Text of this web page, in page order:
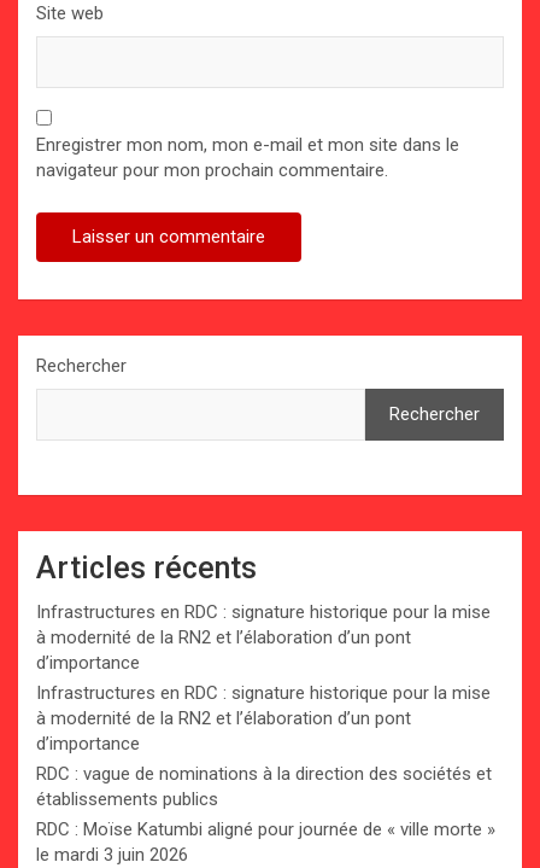
Site web
Enregistrer mon nom, mon e-mail et mon site dans le
navigateur pour mon prochain commentaire.
Rechercher
Rechercher
Articles récents
Infrastructures en RDC : signature historique pour la mise
à modernité de la RN2 et l’élaboration d’un pont
d’importance
Infrastructures en RDC : signature historique pour la mise
à modernité de la RN2 et l’élaboration d’un pont
d’importance
RDC : vague de nominations à la direction des sociétés et
établissements publics
RDC : Moïse Katumbi aligné pour journée de « ville morte »
le mardi 3 juin 2026